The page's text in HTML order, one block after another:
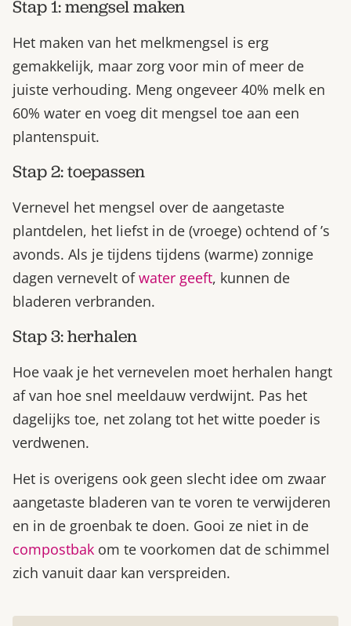
Stap 1: mengsel maken
Het maken van het melkmengsel is erg
gemakkelijk, maar zorg voor min of meer de
juiste verhouding. Meng ongeveer 40% melk en
60% water en voeg dit mengsel toe aan een
plantenspuit.
Stap 2: toepassen
Vernevel het mengsel over de aangetaste
plantdelen, het liefst in de (vroege) ochtend of ’s
avonds. Als je tijdens tijdens (warme) zonnige
dagen vernevelt ofwater geeft, kunnen de
bladeren verbranden.
Stap 3: herhalen
Hoe vaak je het vernevelen moet herhalen hangt
af van hoe snel meeldauw verdwijnt. Pas het
dagelijks toe, net zolang tot het witte poeder is
verdwenen.
Het is overigens ook geen slecht idee om zwaar
aangetaste bladeren van te voren te verwijderen
en in de groenbak te doen. Gooi ze niet in de
compostbak om te voorkomen dat de schimmel
zich vanuit daar kan verspreiden.